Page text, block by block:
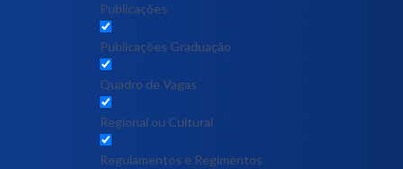
Publicações
Publicações Graduação
Quadro de Vagas
Regional ou Cultural
Regulamentos e Regimentos